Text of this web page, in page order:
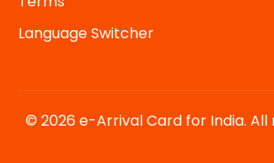
Language Switcher
© 2026 e-Arrival Card for India. All